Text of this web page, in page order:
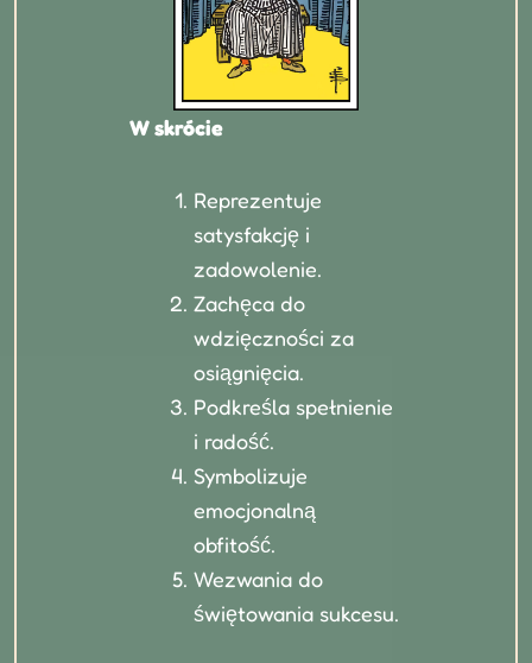
W skrócie
Reprezentuje
satysfakcję i
zadowolenie.
Zachęca do
wdzięczności za
osiągnięcia.
Podkreśla spełnienie
i radość.
Symbolizuje
emocjonalną
obfitość.
Wezwania do
świętowania sukcesu.